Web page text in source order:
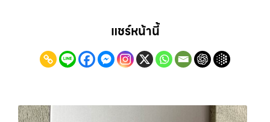
แชร์หน้านี้